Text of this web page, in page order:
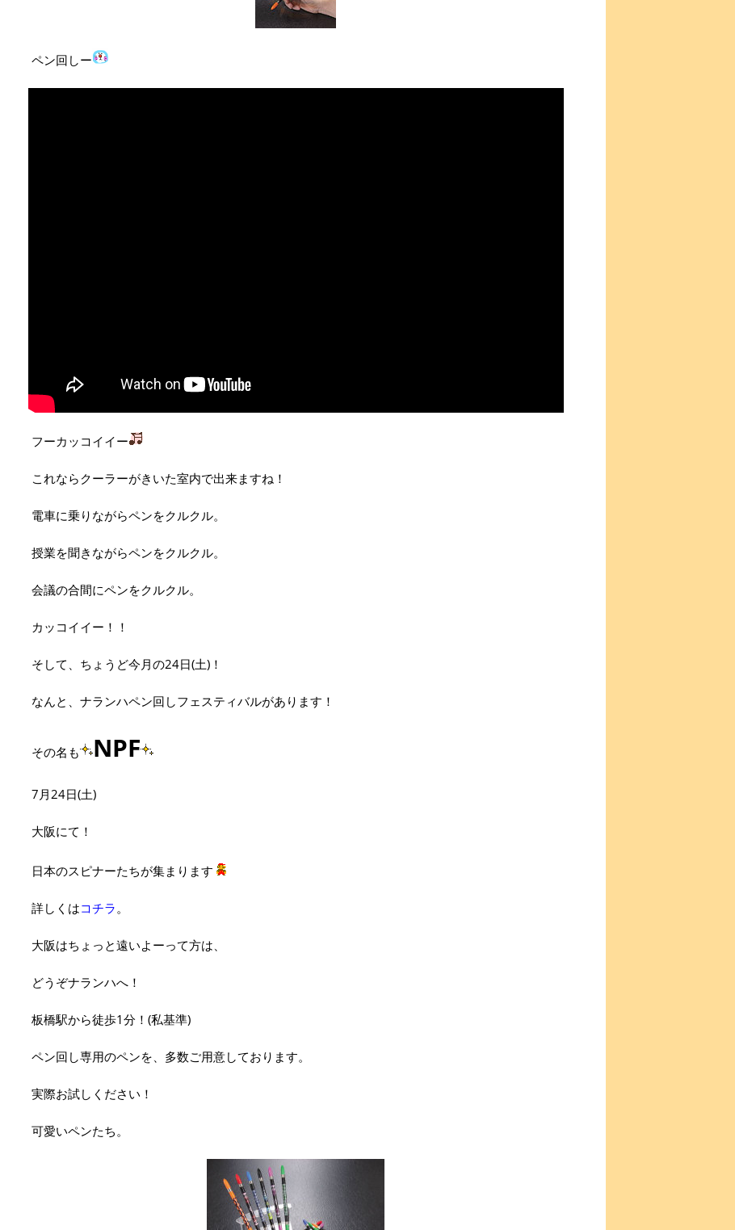
ペン回しー
フーカッコイイー
これならクーラーがきいた室内で出来ますね！
電車に乗りながらペンをクルクル。
授業を聞きながらペンをクルクル。
会議の合間にペンをクルクル。
カッコイイー！！
そして、ちょうど今月の24日(土)！
なんと、ナランハペン回しフェスティバルがあります！
その名も NPF
7月24日(土)
大阪にて！
日本のスピナーたちが集まります
詳しくはコチラ。
大阪はちょっと遠いよーって方は、
どうぞナランハへ！
板橋駅から徒歩1分！(私基準)
ペン回し専用のペンを、多数ご用意しております。
実際お試しください！
可愛いペンたち。